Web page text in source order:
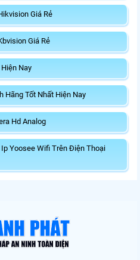
Giá Rẻ
Giá Rẻ
Nay
Hãng Tốt Nhất Hiện Nay
Hd Analog
Yoosee Wifi Trên Điện Thoại